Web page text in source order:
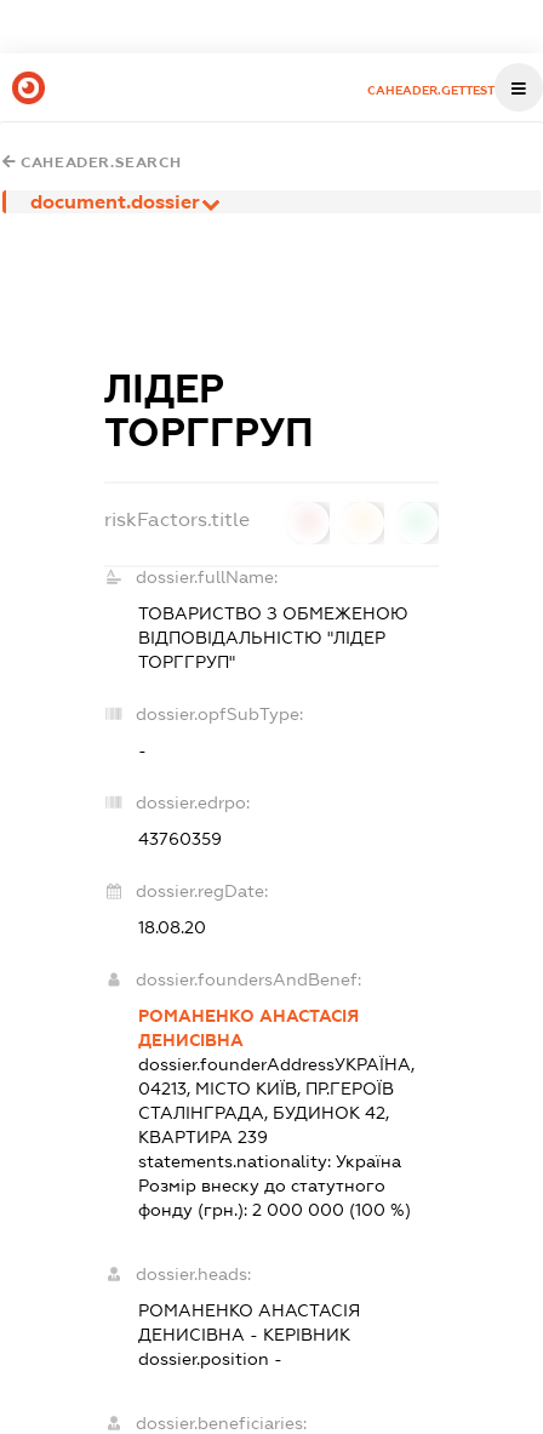
CAHEADER.GETTEST
CAHEADER.SEARCH
document.dossier
ЛІДЕР
ТОРГГРУП
riskFactors.title
dossier.fullName:
ТОВАРИСТВО З ОБМЕЖЕНОЮ
ВІДПОВІДАЛЬНІСТЮ "ЛІДЕР
ТОРГГРУП"
dossier.opfSubType:
-
dossier.edrpo:
43760359
dossier.regDate:
18.08.20
dossier.foundersAndBenef:
РОМАНЕНКО АНАСТАСІЯ
ДЕНИСІВНА
dossier.founderAddressУКРАЇНА,
04213, МІСТО КИЇВ, ПР.ГЕРОЇВ
СТАЛІНГРАДА, БУДИНОК 42,
КВАРТИРА 239
statements.nationality: Україна
Розмір внеску до статутного
фонду (грн.): 2 000 000 (100 %)
dossier.heads:
РОМАНЕНКО АНАСТАСІЯ
ДЕНИСІВНА - КЕРІВНИК
dossier.position -
dossier.beneficiaries: